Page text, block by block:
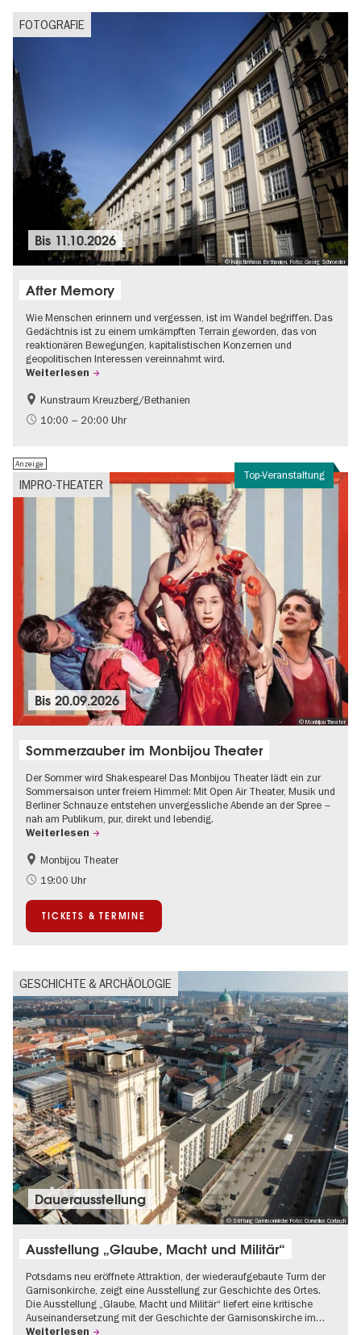
FOTOGRAFIE
© Künstlerhaus Bethanien, Foto: Georg Schroeder
Bis 11.10.2026
After Memory
Wie Menschen erinnern und vergessen, ist im Wandel begriffen. Das
Gedächtnis ist zu einem umkämpften Terrain geworden, das von
reaktionären Bewegungen, kapitalistischen Konzernen und
geopolitischen Interessen vereinnahmt wird.
Weiterlesen
Gratis
International
Kunstraum Kreuzberg/Bethanien
10:00 – 20:00 Uhr
Top-Veranstaltung
IMPRO-THEATER
Anzeige
© Monbijou Theater
Bis20.09.2026
Sommerzauber im Monbijou Theater
Der Sommer wird Shakespeare! Das Monbijou Theater lädt ein zur
Sommersaison unter freiem Himmel: Mit Open Air Theater, Musik und
Berliner Schnauze entstehen unvergessliche Abende an der Spree –
nah am Publikum, pur, direkt und lebendig.
Weiterlesen
Barrierefrei
Going local Berlin
Open Air
Urban Art
Monbijou Theater
19:00 Uhr
TICKETS & TERMINE
GESCHICHTE & ARCHÄOLOGIE
© Stiftung Garnisonkirche Foto: Cornelius Corbach
Dauer­aus­stel­lung
Ausstellung „Glaube, Macht und Militär“
Potsdams neu eröffnete Attraktion, der wiederaufgebaute Turm der
Garnisonkirche, zeigt eine Ausstellung zur Geschichte des Ortes.
Die Ausstellung „Glaube, Macht und Militär“ liefert eine kritische
Auseinandersetzung mit der Geschichte der Garnisonskirche im…
Weiterlesen